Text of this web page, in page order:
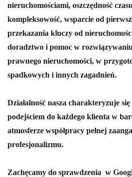
nieruchomościami, oszczędność
kompleksowość, wsparcie od
przekazania kluczy od
doradztwo i pomoc w
prawnego nieruchomości, w
spadkowych i innych zagadnień.
Działalność nasza charakteryzuje
podejściem do każdego klienta w
atmosferze współpracy pełnej
profesjonalizmu.
Zachęcamy do sprawdzenia w